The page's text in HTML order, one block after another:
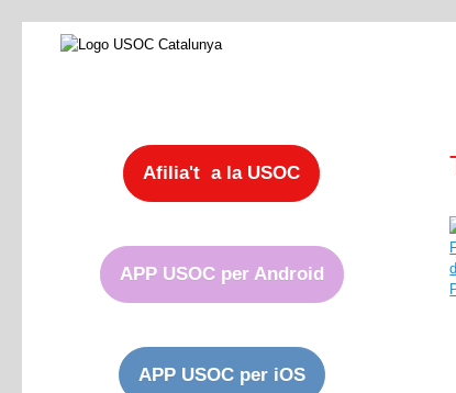
Afilia't a la USOC
APP USOC per Android
APP USOC per iOS